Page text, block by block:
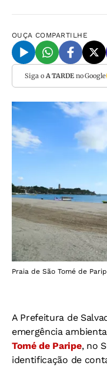
OUÇA COMPARTILHE
Siga o A TARDEno Google
Praia de São Tomé de
A Prefeitura de
emergência
Tomé de Paripe, no
identificação de